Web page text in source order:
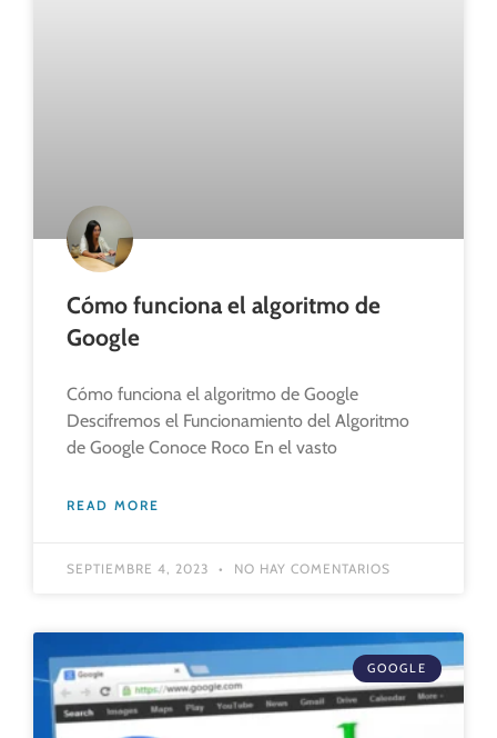
Cómo funciona el algoritmo de
Google
Cómo funciona el algoritmo de Google
Descifremos el Funcionamiento del Algoritmo
de Google Conoce Roco En el vasto
READ MORE
SEPTIEMBRE 4, 2023 NO HAY COMENTARIOS
GOOGLE